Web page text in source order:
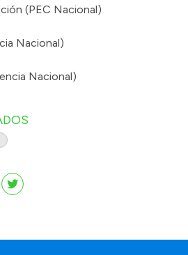
(PEC Nacional)
Nacional)
Nacional)